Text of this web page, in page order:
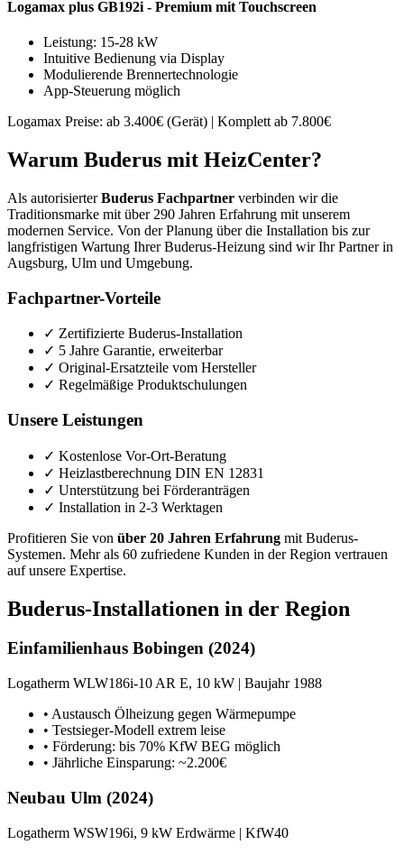
Logamax plus GB192i - Premium mit Touchscreen
Leistung: 15-28 kW
Intuitive Bedienung via Display
Modulierende Brennertechnologie
App-Steuerung möglich
Logamax Preise: ab 3.400€ (Gerät) | Komplett ab 7.800€
Warum Buderus mit HeizCenter?
Als autorisierterBuderus Fachpartner verbinden wir die
Traditionsmarke mit über 290 Jahren Erfahrung mit unserem
modernen Service. Von der Planung über die Installation bis zur
langfristigen Wartung Ihrer Buderus-Heizung sind wir Ihr Partner in
Augsburg, Ulm und Umgebung.
Fachpartner-Vorteile
✓ Zertifizierte Buderus-Installation
✓ 5 Jahre Garantie, erweiterbar
✓ Original-Ersatzteile vom Hersteller
✓ Regelmäßige Produktschulungen
Unsere Leistungen
✓ Kostenlose Vor-Ort-Beratung
✓ Heizlastberechnung DIN EN 12831
✓ Unterstützung bei Förderanträgen
✓ Installation in 2-3 Werktagen
Profitieren Sie von über 20 Jahren Erfahrung mit Buderus-
Systemen. Mehr als 60 zufriedene Kunden in der Region vertrauen
auf unsere Expertise.
Buderus-Installationen in der Region
Einfamilienhaus Bobingen (2024)
Logatherm WLW186i-10 AR E, 10 kW | Baujahr 1988
• Austausch Ölheizung gegen Wärmepumpe
• Testsieger-Modell extrem leise
• Förderung: bis 70% KfW BEG möglich
• Jährliche Einsparung: ~2.200€
Neubau Ulm (2024)
Logatherm WSW196i, 9 kW Erdwärme | KfW40